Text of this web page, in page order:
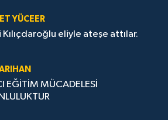
YÜCEER
Kılıçdaroğlu eliyle ateşe attılar.
EĞİTİM MÜCADELESİ